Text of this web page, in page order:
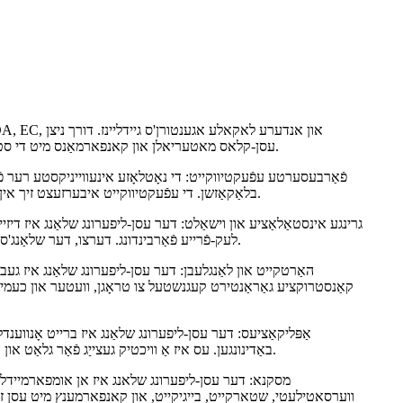
עסן-קלאס מאטעריאלן און קאנפארמאַנס מיט די סטאנדארטן, גאראנטירט דער שלאנג דעם זיכערן און היגיענישן טראנספארט פון עסן און געטראנקען פראדוקטן, באשיצנדיג די קאנסומערס' געזונט.
פֿאַרבעסערטע עפֿעקטיווקייט: די נאָטלאָזע אינעווייניקסטע
בלאַקאַזשן. די עפֿעקטיווקייט איבערזעצט זיך אין שנעלערע און מער עפֿעקטיווע עסן און געטראַנק ליפֿערונג, וואָס דערמעגלעכט געשעפֿטן צו באַפֿרידיקן די הויך-פֿאָדערונג באַדערפֿנישן עפֿעקטיוו.
גרינגע אינסטאַלאַציע און וישאַלט: דער עסן-ליפערונג שלאַנג איז
לעק-פֿרייע פֿאַרבינדונג. דערצו, דער שלאַנג'ס פּלאַן פֿאַרפּשוטערט רייניקונג און סטעריליזאַציע פּראָצעסן, שפּאָרנדיק ביידע צייט און מי בשעתן אויפֿהאַלטן אומפֿלעקלעכע היגיענע סטאַנדאַרדן.
האַרטקייט און לאַנגלעבן: דער עסן-ליפערונג שלאַנג איז
קאַנסטרוקציע גאַראַנטירט קעגנשטעל צו טראָגן, וועטער און
אַפּליקאַציעס: דער עסן-ליפערונג שלאַנג איז ברייט
באַדינונגען. עס איז אַ וויכטיק געצייַג פֿאַר גלאַט און היגיעניש טראַנספּאָרט פון פֿאַרשיידענע עסן און געטראַנק פּראָדוקטן, און מיינטיינינג די פרישקייט און קוואַליטעט פון פּראָדוקציע ביז קאַנסאַמשאַן.
מסקנא: דער עסן-ליפערונג שלאנג איז אן
ווערסאטילעטי, שטארקייט, בייגיקייט, און קאנפארמענץ מיט